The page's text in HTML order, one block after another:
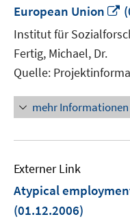
European Union
Institut für
Fertig, Michael, Dr.
Quelle:
mehr Informationen
Externer Link
Atypical
(01.12.2006)